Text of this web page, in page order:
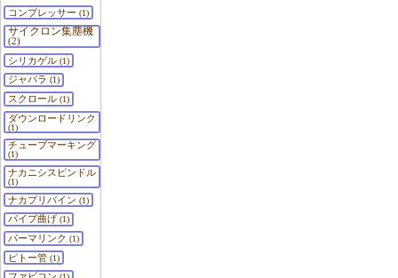
コンプレッサー (1)
サイクロン集塵機
(2)
シリカゲル(1)
ジャバラ (1)
スクロール(1)
ダウンロードリンク
(1)
チューブマーキング
(1)
ナカニシスピンドル
(1)
ナカプリバイン (1)
パイプ曲げ(1)
パーマリンク (1)
ピトー管(1)